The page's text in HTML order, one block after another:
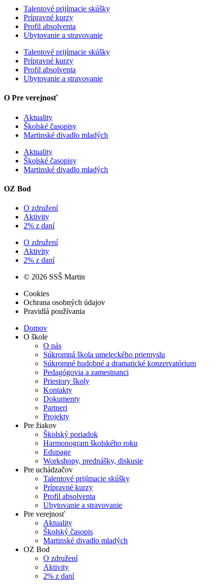
Talentové prijímacie skúšky
Prípravné kurzy
Profil absolventa
Ubytovanie a stravovanie
Talentové prijímacie skúšky
Prípravné kurzy
Profil absolventa
Ubytovanie a stravovanie
O Pre verejnosť
Aktuality
Školské časopisy
Martinské divadlo mladých
Aktuality
Školské časopisy
Martinské divadlo mladých
OZ Bod
O združení
Aktivity
2% z daní
O združení
Aktivity
2% z daní
© 2026 SSŠ Martin
Cookies
Ochrana osobných údajov
Pravidlá používania
Domov
O škole
O nás
Súkromná škola umeleckého priemyslu
Súkromné hudobné a dramatické konzervatórium
Pedagógovia a zamestnanci
Priestory školy
Kontakty
Dokumenty
Partneri
Projekty
Pre žiakov
Školský poriadok
Harmonogram školského roku
Edupage
Workshopy, prednášky, diskusie
Pre uchádzačov
Talentové prijímacie skúšky
Prípravné kurzy
Profil absolventa
Ubytovanie a stravovanie
Pre verejnosť
Aktuality
Školský časopis
Martinské divadlo mladých
OZ Bod
O združení
Aktivity
2% z daní